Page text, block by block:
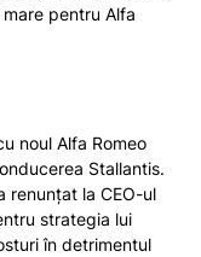
pentru Alfa
noul Alfa Romeo
Stallantis.
renunțat la CEO-ul
strategia lui
în detrimentul